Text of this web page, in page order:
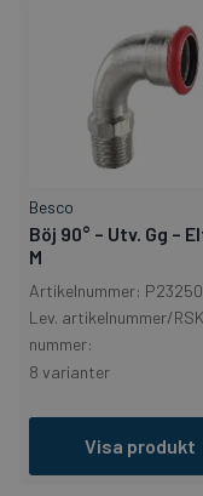
Besco
Böj 90° – Utv. Gg –
M
Artikelnummer:
Lev. artikelnummer/
nummer:
8 varianter
Visa produkt